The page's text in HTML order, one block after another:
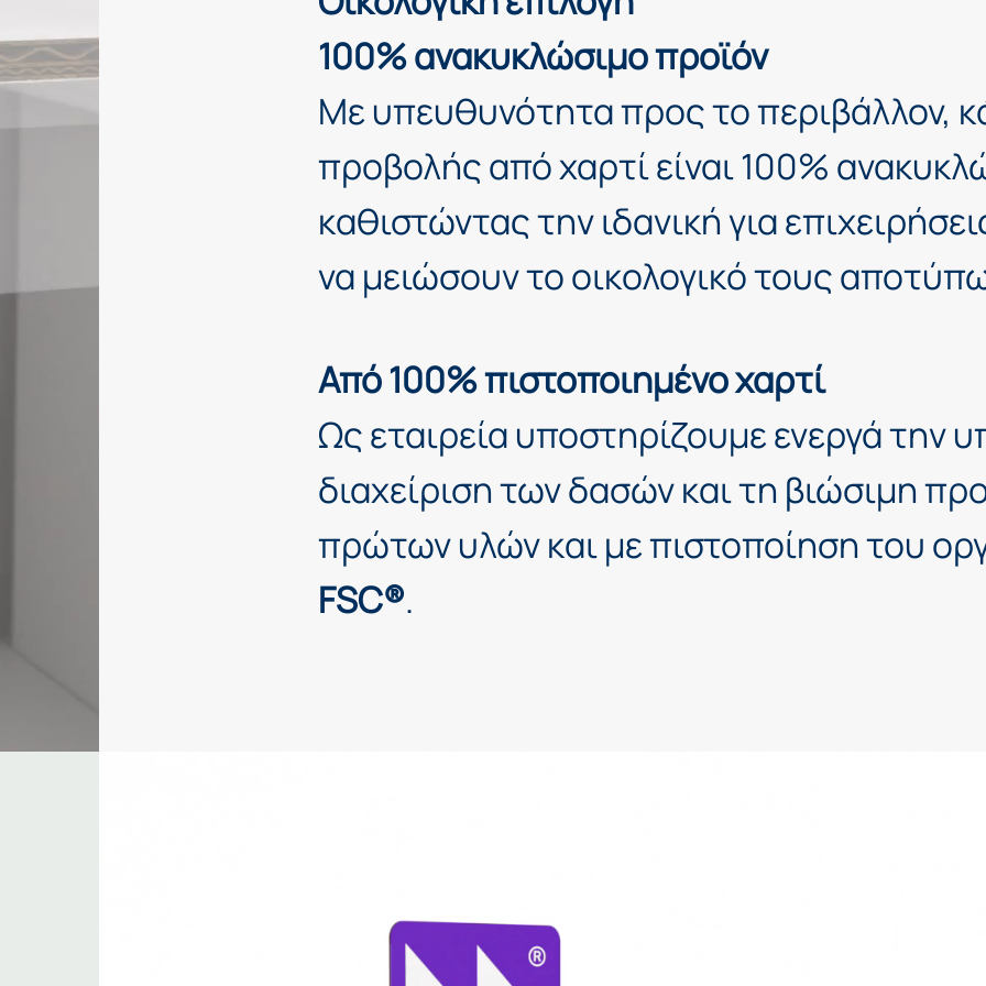
100% ανακυκλώσιμο προϊόν
Με υπευθυνότητα προς το περιβάλλον,
προβολής από χαρτί είναι 100%
καθιστώντας την ιδανική για
να μειώσουν το οικολογικό τους
Από 100% πιστοποιημένο χαρτί
Ως εταιρεία υποστηρίζουμε ενεργά την
διαχείριση των δασών και τη βιώσιμη
πρώτων υλών και μεπιστοποίησητου
FSC®.